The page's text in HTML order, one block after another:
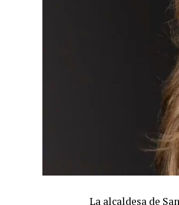
La alcaldesa de